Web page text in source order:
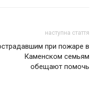
наступна стаття
при пожаре в
Каменском семьям
обещают помочь